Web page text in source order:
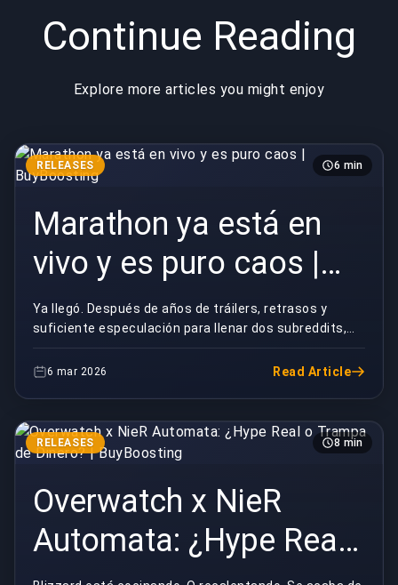
Continue Reading
Explore more articles you might enjoy
RELEASES 6 min
Marathon ya está en
vivo y es puro caos |
BuyBoosting
Ya llegó. Después de años de tráilers, retrasos y
suficiente especulación para llenar dos subreddits,
Marathon de Bungie está en vivo — y el internet ...
6 mar 2026 Read Article
RELEASES 8 min
Overwatch x NieR
Automata: ¿Hype Real